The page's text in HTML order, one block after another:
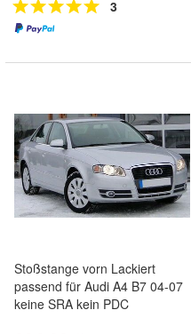
3
Stoßstange vorn Lackiert
passend für Audi A4 B7 04-07
keine SRA kein PDC